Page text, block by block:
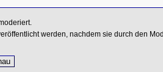
werden, nachdem sie durch den